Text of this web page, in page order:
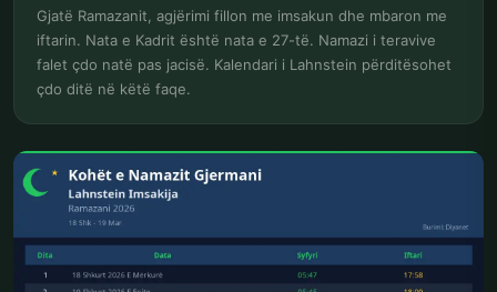
Gjatë Ramazanit, agjërimi fillon me imsakun dhe mbaron me
iftarin. Nata e Kadrit është nata e 27-të. Namazi i teravive
falet çdo natë pas jacisë. Kalendari i Lahnstein përditësohet
çdo ditë në këtë faqe.